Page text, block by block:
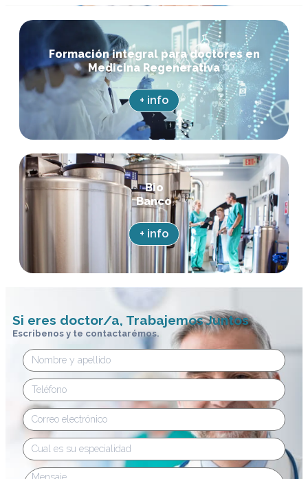
contenido
Formación integral para doctores en
Medicina Regenerativa
+ info
Bio
Banco
+ info
Si eres doctor/a, Trabajemos Juntos
Escribenos y te contactarémos.
Nombre
y
apellido
Teléfono
Correo
electrónico
Especialidad
Mensaje